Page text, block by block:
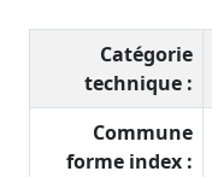
Catégorie
technique :
Commune
forme index :